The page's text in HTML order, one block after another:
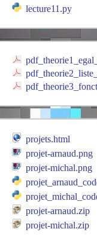
lecture11.py
projets.html
projet-arnaud.png
projet-michal.png
projet-arnaud.zip
projet-michal.zip